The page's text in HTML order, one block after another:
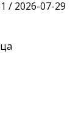
/ 2026-07-29